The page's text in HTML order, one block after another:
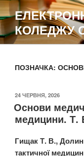
Перейти
до
вмістуКОЛЕДЖУ
ПОЗНАЧКА:
ОПУБЛІКОВАНО
24 ЧЕРВНЯ, 2026
Основи
медицини. Т.
Гищак Т. В.,
тактичної